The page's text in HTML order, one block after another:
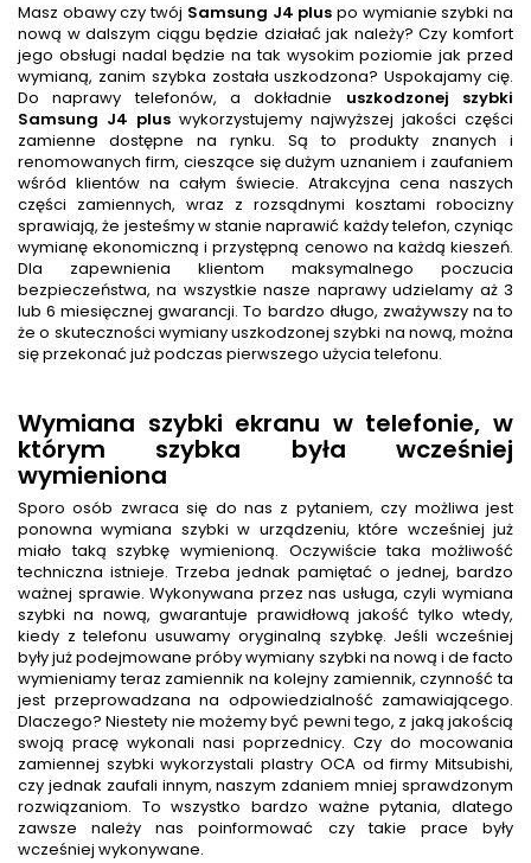
Masz obawy czy twój Samsung J4 plus po wymianie szybki na
nową w dalszym ciągu będzie działać jak należy? Czy komfort
jego obsługi nadal będzie na tak wysokim poziomie jak przed
wymianą, zanim szybka została uszkodzona? Uspokajamy cię.
Do naprawy telefonów, a dokładnie uszkodzonej szybki
Samsung J4 plus wykorzystujemy najwyższej jakości części
zamienne dostępne na rynku. Są to produkty znanych i
renomowanych firm, cieszące się dużym uznaniem i zaufaniem
wśród klientów na całym świecie. Atrakcyjna cena naszych
części zamiennych, wraz z rozsądnymi kosztami robocizny
sprawiają, że jesteśmy w stanie naprawić każdy telefon, czyniąc
wymianę ekonomiczną i przystępną cenowo na każdą kieszeń.
Dla zapewnienia klientom maksymalnego poczucia
bezpieczeństwa, na wszystkie nasze naprawy udzielamy aż 3
lub 6 miesięcznej gwarancji. To bardzo długo, zważywszy na to
że o skuteczności wymiany uszkodzonej szybki na nową, można
się przekonać już podczas pierwszego użycia telefonu.
Wymiana szybki ekranu w telefonie, w
którym szybka była wcześniej
wymieniona
Sporo osób zwraca się do nas z pytaniem, czy możliwa jest
ponowna wymiana szybki w urządzeniu, które wcześniej już
miało taką szybkę wymienioną. Oczywiście taka możliwość
techniczna istnieje. Trzeba jednak pamiętać o jednej, bardzo
ważnej sprawie. Wykonywana przez nas usługa, czyli wymiana
szybki na nową, gwarantuje prawidłową jakość tylko wtedy,
kiedy z telefonu usuwamy oryginalną szybkę. Jeśli wcześniej
były już podejmowane próby wymiany szybki na nową i de facto
wymieniamy teraz zamiennik na kolejny zamiennik, czynność ta
jest przeprowadzana na odpowiedzialność zamawiającego.
Dlaczego? Niestety nie możemy być pewni tego, z jaką jakością
swoją pracę wykonali nasi poprzednicy. Czy do mocowania
zamiennej szybki wykorzystali plastry OCA od firmy Mitsubishi,
czy jednak zaufali innym, naszym zdaniem mniej sprawdzonym
rozwiązaniom. To wszystko bardzo ważne pytania, dlatego
zawsze należy nas poinformować czy takie prace były
wcześniej wykonywane.